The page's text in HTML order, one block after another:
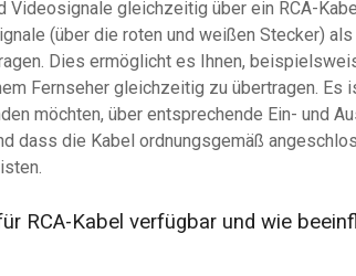
Videosignale gleichzeitig über ein RCA-
(über die roten und weißen Stecker)
Dies ermöglicht es Ihnen,
Fernseher gleichzeitig zu übertragen.
möchten, über entsprechende Ein- und
dass die Kabel ordnungsgemäß
RCA-Kabel verfügbar und wie